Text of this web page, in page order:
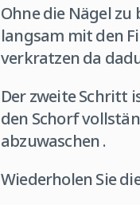
Ohne die Nägel
langsam mit den
verkratzen da
Der zweite Schritt
den Schorf
abzuwaschen .
Wiederholen Sie